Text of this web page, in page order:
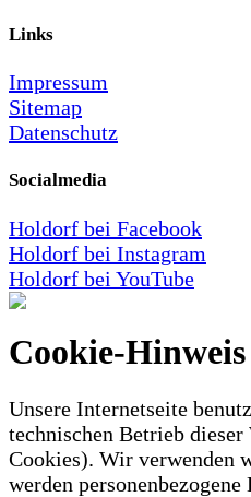
Links
Impressum
Sitemap
Datenschutz
Socialmedia
Holdorf bei Facebook
Holdorf bei Instagram
Holdorf bei YouTube
Cookie-Hinweis
Unsere Internetseite
technischen Betrieb
Cookies). Wir verwenden
werden